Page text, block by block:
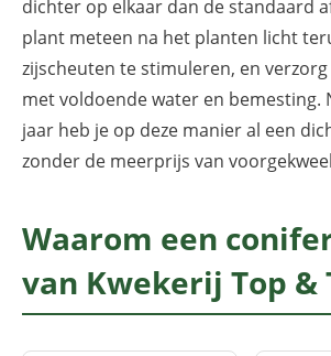
dichter op elkaar dan de standaard
plant meteen na het planten licht
zijscheuten te stimuleren, en
met voldoende water en bemesting.
jaar heb je op deze manier al een
zonder de meerprijs van
Waarom een
van Kwekerij Top &